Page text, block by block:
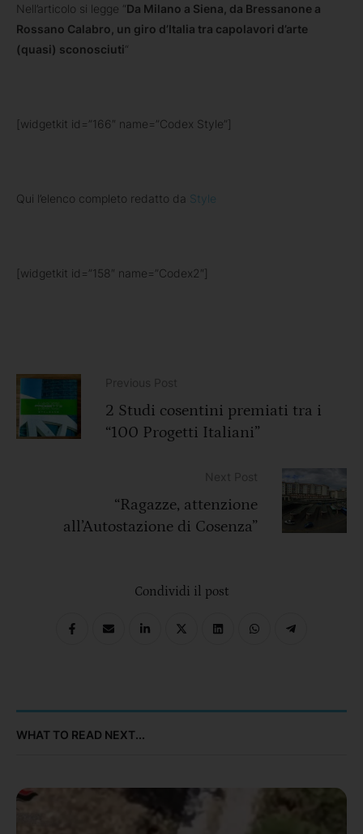
Nell’articolo si legge “Da Milano a Siena, da Bressanone a
Rossano Calabro, un giro d’Italia tra capolavori d’arte
(quasi) sconosciuti“
[widgetkit id=”166″ name=”Codex Style”]
Qui l’elenco completo redatto da Style
[widgetkit id=”158″ name=”Codex2″]
2 Studi cosentini premiati tra i
“100 Progetti Italiani”
“Ragazze, attenzione
all’Autostazione di Cosenza”
Condividi il post
WHAT TO READ NEXT...